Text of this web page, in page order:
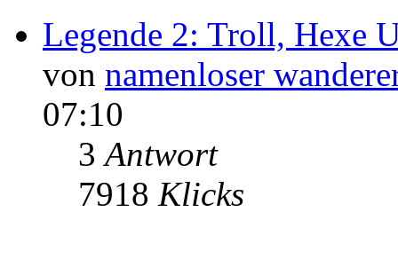
Legende 2: Troll, Hexe
von namenloser
07:10
3Antwort
7918 Klicks